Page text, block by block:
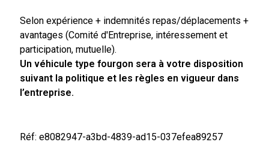
Selon expérience + indemnités repas/déplacements +
avantages (Comité d'Entreprise, intéressement et
participation, mutuelle).
Un véhicule type fourgon sera à votre disposition
suivant la politique et les règles en vigueur dans
l’entreprise.
Réf: e8082947-a3bd-4839-ad15-037efea89257